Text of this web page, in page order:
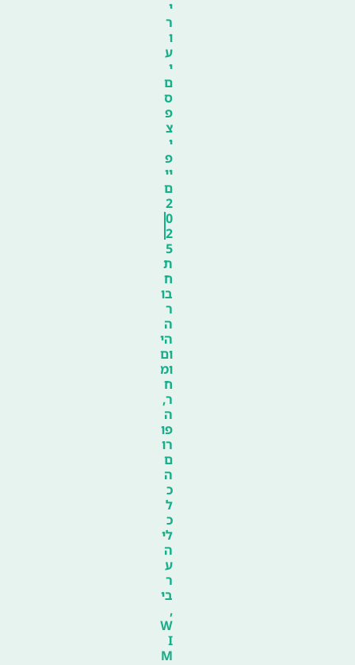
י
ר
ו
ע
י
ם
ס
פ
צ
י
פ
יי
ם
2
0
2
5
ת
ח
בו
ר
ה
הי
ום
ומ
ח
ר,
ה
פו
רו
ם
ה
כ
ל
כ
לי
ה
ע
ר
בי
,
W
I
M